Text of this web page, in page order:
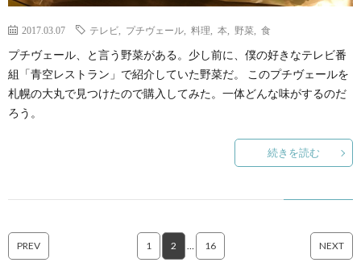
2017.03.07 テレビ プチヴェール 料理 本 野菜 食
プチヴェール、と言う野菜がある。少し前に、僕の好きなテレビ番
組「青空レストラン」で紹介していた野菜だ。 このプチヴェールを
札幌の大丸で見つけたので購入してみた。一体どんな味がするのだ
ろう。
続きを読む
PREV 1 2 … 16 NEXT